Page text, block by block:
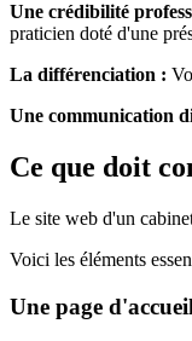
Une crédibilité
praticien doté d'une
La différenciation :
Une communication
Ce que doit
Le site web d'un
Voici les éléments
Une page